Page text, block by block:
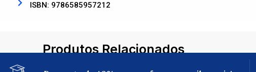
ISBN: 9786585957212
Produtos Relacionados